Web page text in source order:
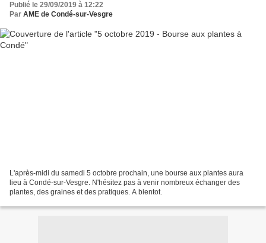
Publié le 29/09/2019 à 12:22
Par AME de Condé-sur-Vesgre
L'après-midi du samedi 5 octobre prochain, une bourse aux plantes aura
lieu à Condé-sur-Vesgre. N'hésitez pas à venir nombreux échanger des
plantes, des graines et des pratiques. A bientot.